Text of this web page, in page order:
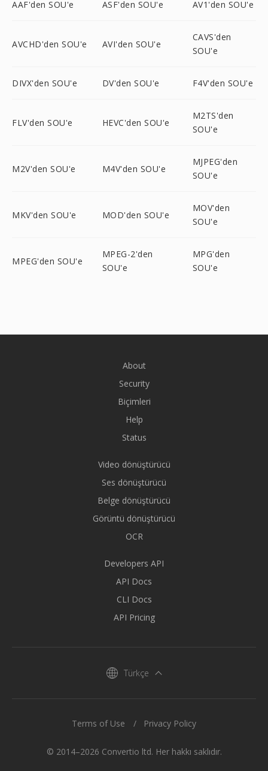
AAF'den SOU'e ASF'den SOU'e AV1'den SOU'e
AVCHD'den SOU'e AVI'den SOU'e
CAVS'den
SOU'e
DIVX'den SOU'e DV'den SOU'e F4V'den SOU'e
FLV'den SOU'e HEVC'den SOU'e
M2TS'den
SOU'e
M2V'den SOU'e M4V'den SOU'e
MJPEG'den
SOU'e
MKV'den SOU'e MOD'den SOU'e
MOV'den
SOU'e
MPEG'den SOU'e
MPEG-2'den
SOU'e
MPG'den
SOU'e
About
Security
Biçimleri
Help
Status
Video dönüştürücü
Ses dönüştürücü
Belge dönüştürücü
Görüntü dönüştürücü
OCR
Developers API
API Docs
CLI Docs
API Pricing
Türkçe
© 2014–2026 Convertio ltd. Her hakkı saklıdır.
Terms of Use Privacy Policy